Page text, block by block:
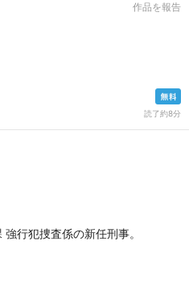
作品を報告
読了約8分
行犯捜査係の新任刑事。